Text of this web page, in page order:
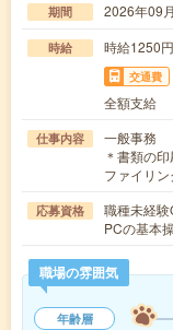
期間 2026年09
時給 時給1250
交通費
全額支給
仕事内容
一般事務
＊書類の
ファイリ
応募資格
職種未経
PCの基本
職場の雰囲気
年齢層